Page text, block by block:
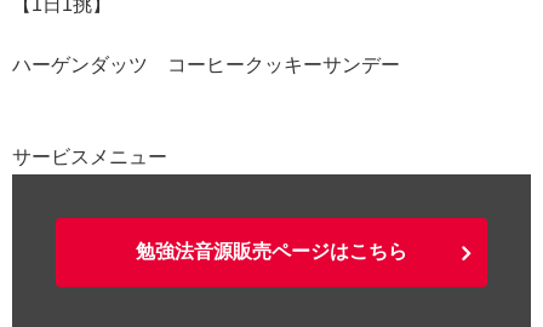
【1日1挑】
ハーゲンダッツ コーヒークッキーサンデー
サービスメニュー
勉強法音源販売ページはこちら